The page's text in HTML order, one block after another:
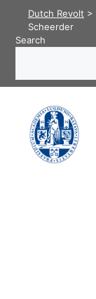
content
Dutch Revolt >
Scheerder
Search